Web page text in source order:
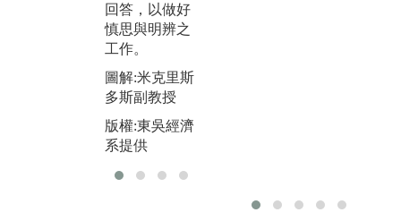
回答，以做好
慎思與明辨之
工作。
圖解:米克里斯
多斯副教授
版權:東吳經濟
系提供